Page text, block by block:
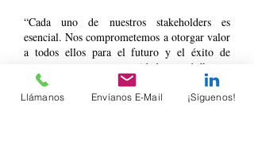
“Cada uno de nuestros stakeholders es
esencial. Nos comprometemos a otorgar valor
a todos ellos para el futuro y el éxito de
nuestras empresas, comunidades y país.”
Esto es un cambio de paradigma para el
Llámanos Envíanos E-Mail ¡Síguenos!